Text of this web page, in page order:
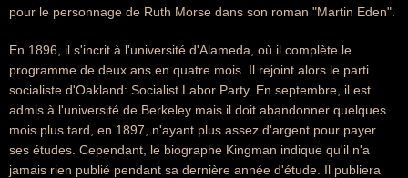
pour le personnage de Ruth Morse dans son roman "Martin Eden".
En 1896, il s'incrit à l'université d'Alameda, où il complète le
programme de deux ans en quatre mois. Il rejoint alors le parti
socialiste d'Oakland: Socialist Labor Party. En septembre, il est
admis à l'université de Berkeley mais il doit abandonner quelques
mois plus tard, en 1897, n'ayant plus assez d'argent pour payer
ses études. Cependant, le biographe Kingman indique qu'il n'a
jamais rien publié pendant sa dernière année d'étude. Il publiera